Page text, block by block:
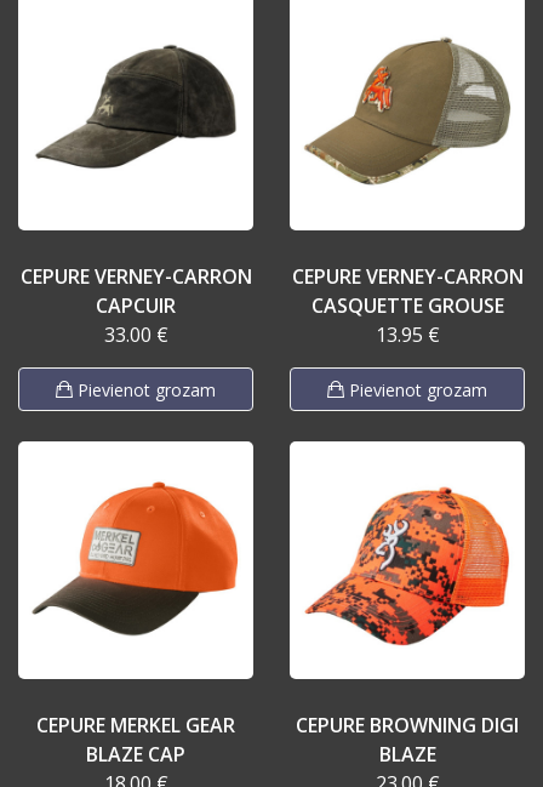
CEPURE VERNEY-CARRON
CAPCUIR
33.00 €
Pievienot grozam
CEPURE VERNEY-CARRON
CASQUETTE GROUSE
13.95 €
Pievienot grozam
CEPURE MERKEL GEAR
BLAZE CAP
CEPURE BROWNING DIGI
BLAZE